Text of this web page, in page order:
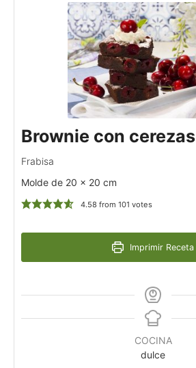
Brownie con cerezas
Frabisa
Molde de 20 x 20 cm
4.58 from 101 votes
Imprimir Receta
COCINA
dulce